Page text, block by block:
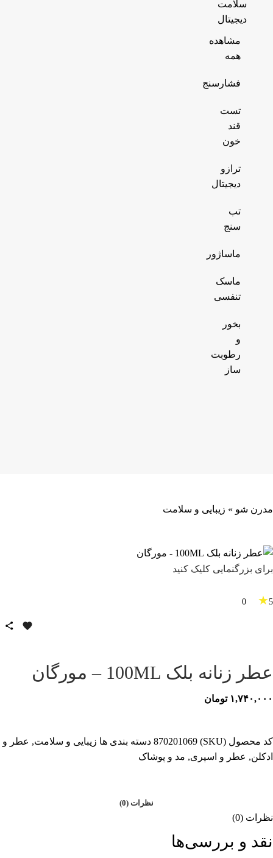
سلامت
دیجیتال
مشاهده
همه
فشارسنج
تست
قند
خون
ترازو
دیجیتال
تب
سنج
ماساژور
ماسک
تنفسی
بخور
و
رطوبت
ساز
مدرن شو » زیبایی و سلامت
برای بزرگنمایی کلیک کنید
5
★
عطر زنانه بلک 100ML – مورگان
۱,۷۴۰,۰۰۰ تومان
کد محصول (SKU) 870201069 دسته بندی ها زیبایی و سلامت, عطر و
ادکلن, عطر و اسپری, مد و پوشاک
نظرات (0)
نظرات (0)
نقد و بررسی‌ها